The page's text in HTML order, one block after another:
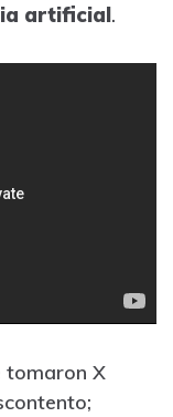
artificial.
tomaron X